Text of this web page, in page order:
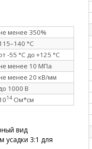
менее 350%
°C
-55 °C до +125 °C
менее 10 МПа
менее 20 кВ/мм
1000 В
14 Ом*см
вид
усадки 3:1 для